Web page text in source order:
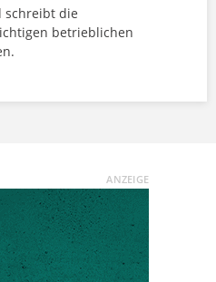
schreibt die
betrieblichen
ANZEIGE